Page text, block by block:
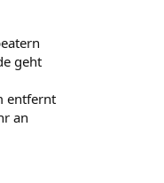
geht
entfernt
an